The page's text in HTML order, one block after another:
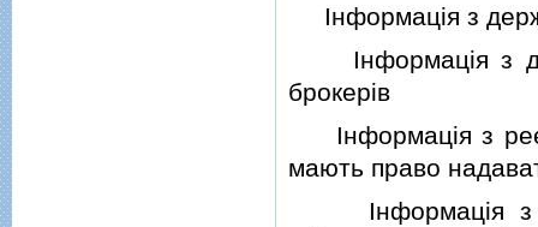
Iнформацiя з
Iнформацiя з
брокерiв
Iнформацiя з
мають право
Iнформацiя з